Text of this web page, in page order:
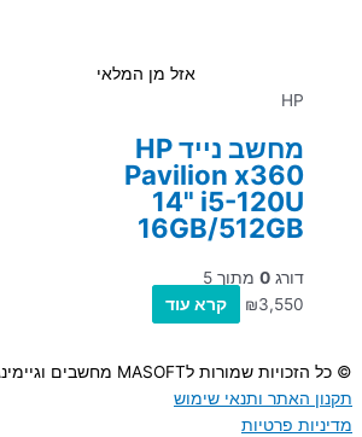
אזל מן המלאי
HP
מחשב נייד HP
Pavilion x360
14" i5-120U
16GB/512GB
דורג 0 מתוך 5
₪3,550 קרא עוד
© כל הזכויות שמורות לMASOFT מחשבים וגיימינג
תקנון האתר ותנאי שימוש
מדיניות פרטיות